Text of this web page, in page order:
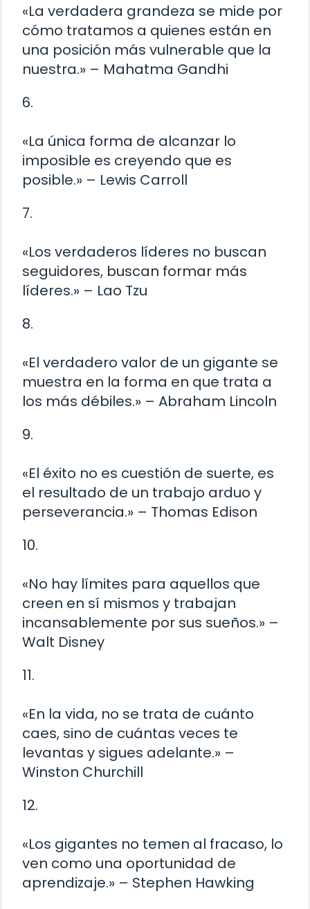
«La verdadera grandeza se mide por
cómo tratamos a quienes están en
una posición más vulnerable que la
nuestra.» – Mahatma Gandhi
6.
«La única forma de alcanzar lo
imposible es creyendo que es
posible.» – Lewis Carroll
7.
«Los verdaderos líderes no buscan
seguidores, buscan formar más
líderes.» – Lao Tzu
8.
«El verdadero valor de un gigante se
muestra en la forma en que trata a
los más débiles.» – Abraham Lincoln
9.
«El éxito no es cuestión de suerte, es
el resultado de un trabajo arduo y
perseverancia.» – Thomas Edison
10.
«No hay límites para aquellos que
creen en sí mismos y trabajan
incansablemente por sus sueños.» –
Walt Disney
11.
«En la vida, no se trata de cuánto
caes, sino de cuántas veces te
levantas y sigues adelante.» –
Winston Churchill
12.
«Los gigantes no temen al fracaso, lo
ven como una oportunidad de
aprendizaje.» – Stephen Hawking